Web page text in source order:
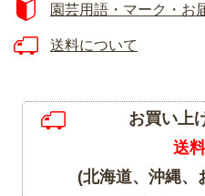
園芸用語・マーク・お
送料について
お買い上
送
(北海道、沖縄、